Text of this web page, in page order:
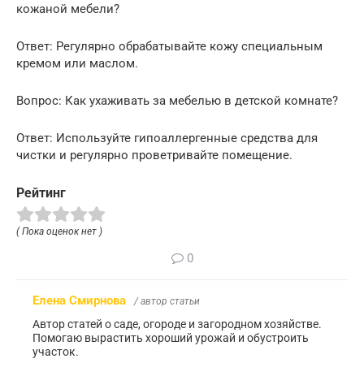
кожаной мебели?
Ответ: Регулярно обрабатывайте кожу специальным
кремом или маслом.
Вопрос: Как ухаживать за мебелью в детской комнате?
Ответ: Используйте гипоаллергенные средства для
чистки и регулярно проветривайте помещение.
Рейтинг
( Пока оценок нет )
0
Елена Смирнова / автор статьи
Автор статей о саде, огороде и загородном хозяйстве.
Помогаю вырастить хороший урожай и обустроить
участок.